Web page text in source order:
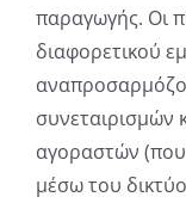
παραγωγής. Οι
διαφορετικού
συνεταιρισμών
αγοραστών
μέσω του